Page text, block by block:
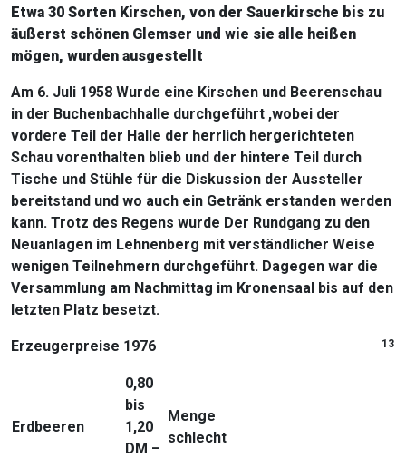
Etwa 30 Sorten Kirschen, von der Sauerkirsche bis zu
äußerst schönen Glemser und wie sie alle heißen
mögen, wurden ausgestellt
Am 6. Juli 1958 Wurde eine Kirschen und Beerenschau
in der Buchenbachhalle durchgeführt ,wobei der
vordere Teil der Halle der herrlich hergerichteten
Schau vorenthalten blieb und der hintere Teil durch
Tische und Stühle für die Diskussion der Aussteller
bereitstand und wo auch ein Getränk erstanden werden
kann. Trotz des Regens wurde Der Rundgang zu den
Neuanlagen im Lehnenberg mit verständlicher Weise
wenigen Teilnehmern durchgeführt. Dagegen war die
Versammlung am Nachmittag im Kronensaal bis auf den
letzten Platz besetzt.
13
Erzeugerpreise 1976
Erdbeeren
0,80
bis
1,20
DM –
Menge
schlecht